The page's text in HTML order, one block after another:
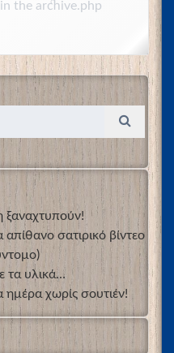
the archive.php
σατιρικό βίντεο
τα υλικά…
χωρίς σουτιέν!